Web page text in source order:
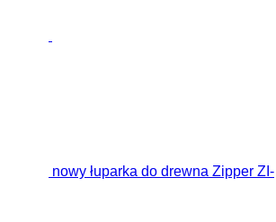
nowy łuparka do drewna Zipper ZI-